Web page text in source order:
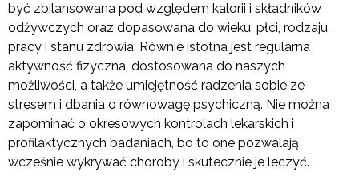
być zbilansowana pod względem kalorii i składników
odżywczych oraz dopasowana do wieku, płci, rodzaju
pracy i stanu zdrowia. Równie istotna jest regularna
aktywność fizyczna, dostosowana do naszych
możliwości, a także umiejętność radzenia sobie ze
stresem i dbania o równowagę psychiczną. Nie można
zapominać o okresowych kontrolach lekarskich i
profilaktycznych badaniach, bo to one pozwalają
wcześnie wykrywać choroby i skutecznie je leczyć.